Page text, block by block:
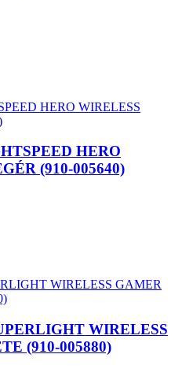
HERO
(910-005640)
WIRELESS
(910-005880)